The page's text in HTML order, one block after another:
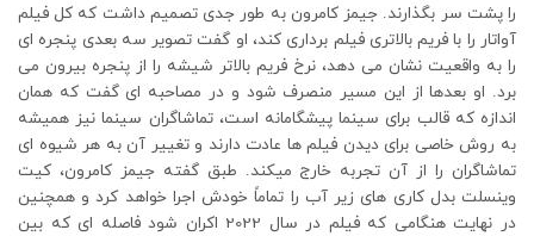
را پشت سر بگذارند. جیمز کامرون به طور جدی تصمیم داشت که کل فیلم
آواتار را با فریم بالاتری فیلم برداری کند، او گفت تصویر سه بعدی پنجره ای
را به واقعیت نشان می دهد، نرخ فریم بالاتر شیشه را از پنجره بیرون می
برد. او بعدها از این مسیر منصرف شود و در مصاحبه ای گفت که همان
اندازه که قالب برای سینما پیشگامانه است، تماشاگران سینما نیز همیشه
به روش خاصی برای دیدن فیلم ها عادت دارند و تغییر آن به هر شیوه ای
تماشاگران را از آن تجربه خارج میکند. طبق گفته جیمز کامرون، کیت
وینسلت بدل کاری های زیر آب را تماماً خودش اجرا خواهد کرد و همچنین
در نهایت هنگامی که فیلم در سال 2022 اکران شود فاصله ای که بین